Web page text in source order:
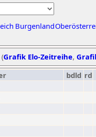
Burgenland
Grafik Elo-Zeitreihe,
bdld rd